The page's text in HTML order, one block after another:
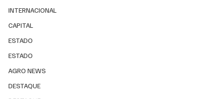
INTERNACIONAL
CAPITAL
ESTADO
ESTADO
AGRO NEWS
DESTAQUE